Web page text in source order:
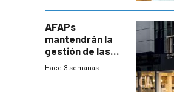
AFAPs
mantendrán la
gestión de las
cuentas
Hace 3 semanas